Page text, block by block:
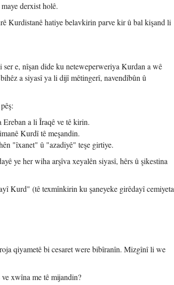
derxist holê.
Kurdistanê hatiye belavkirin parve kir û bal kişand li
e, nîşan dide ku neteweperweriya Kurdan a wê
a siyasî ya li dijî mêtingerî, navendîbûn û
a li Îraqê ve tê kirin.
Kurdî tê meşandin.
"îxanet" û "azadiyê" teşe girtiye.
ye her wiha arşîva xeyalên siyasî, hêrs û şikestina
Kurd" (tê texmînkirin ku şaneyeke girêdayî cemiyeta
qiyametê bi cesaret were bibîranîn. Mizgînî li we
xwîna me tê mijandin?